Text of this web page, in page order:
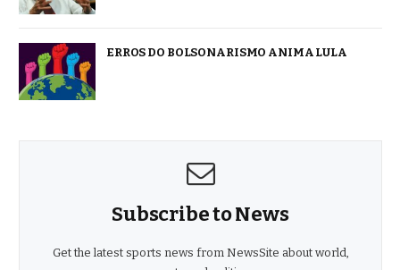
ERROS DO BOLSONARISMO ANIMA LULA
Subscribe to News
Get the latest sports news from NewsSite about world,